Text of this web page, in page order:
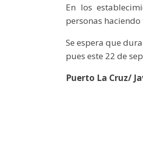
En los
personas
Se espera que
pues este 22 de
Puerto La Cruz/